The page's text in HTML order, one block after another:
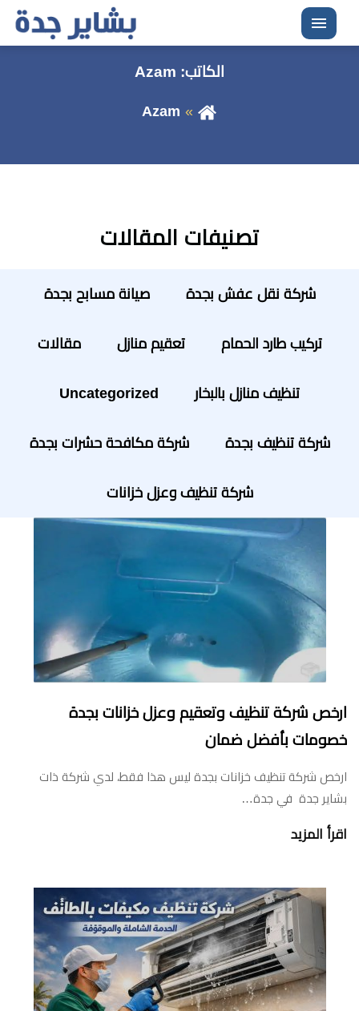
القائمة
الكاتب: Azam
Azam
تصنيفات المقالات
شركة نقل عفش بجدة صيانة مسابح بجدة
تركيب طارد الحمام تعقيم منازل مقالات
تنظيف منازل بالبخار Uncategorized
شركة تنظيف بجدة شركة مكافحة حشرات بجدة
شركة تنظيف وعزل خزانات
ارخص شركة تنظيف وتعقيم وعزل خزانات بجدة
خصومات بأفضل ضمان
ارخص شركة تنظيف خزانات بجدة ليس هذا فقط، لدي شركة ذات
بشاير جدة في جدة…
اقرأ المزيد